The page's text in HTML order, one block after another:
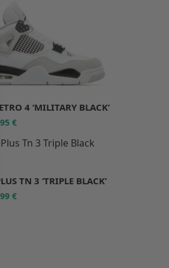
4 ‘MILITARY BLACK’
€
TN 3 ‘TRIPLE BLACK’
€